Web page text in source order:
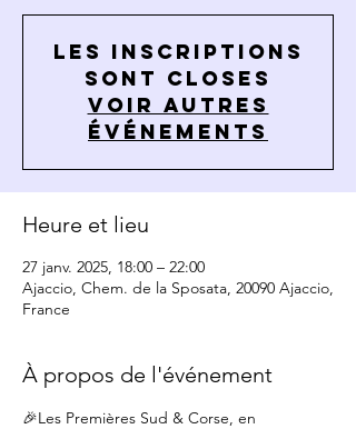
Les inscriptions
sont closes
Voir autres
événements
Heure et lieu
27 janv. 2025, 18:00 – 22:00
Ajaccio, Chem. de la Sposata, 20090 Ajaccio,
France
À propos de l'événement
🎉Les Premières Sud & Corse, en